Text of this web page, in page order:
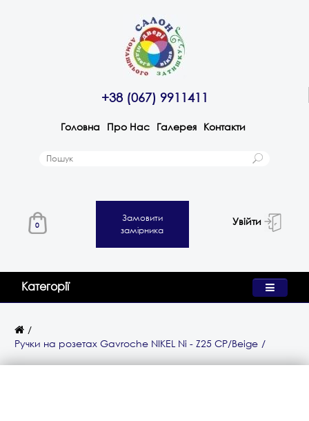
+38 (067) 9911411
Головна Про Нас Галерея Контакти
0
Замовити
замірника
Увійти
Категорії
Ручки на розетах Gavroche NIKEL Ni - Z25 CP/Beige